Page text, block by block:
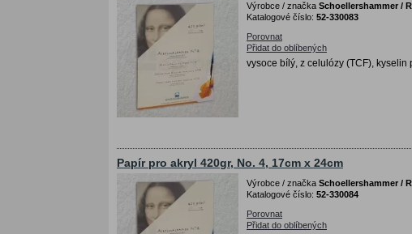
Výrobce / značka Schoellershammer /
Katalogové číslo: 52-330083
Porovnat
Přidat do oblíbených
vysoce bílý, z celulózy (TCF), kyselin
Papír pro akryl 420gr, No. 4, 17cm x 24cm
Výrobce / značka Schoellershammer /
Katalogové číslo: 52-330084
Porovnat
Přidat do oblíbených